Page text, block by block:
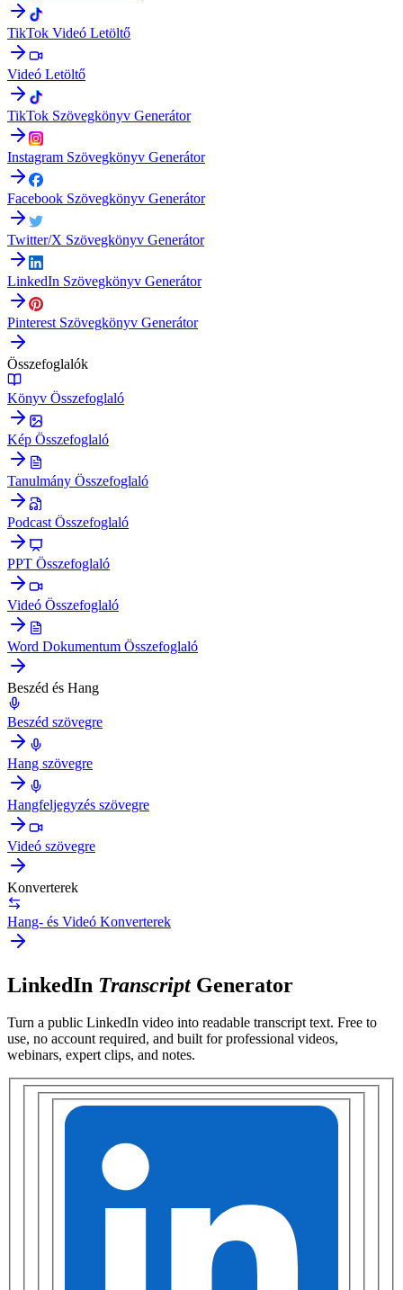
TikTok Videó Letöltő
Videó Letöltő
TikTok Szövegkönyv Generátor
Instagram Szövegkönyv Generátor
Facebook Szövegkönyv Generátor
Twitter/X Szövegkönyv Generátor
LinkedIn Szövegkönyv Generátor
Pinterest Szövegkönyv Generátor
Összefoglalók
Könyv Összefoglaló
Kép Összefoglaló
Tanulmány Összefoglaló
Podcast Összefoglaló
PPT Összefoglaló
Videó Összefoglaló
Word Dokumentum Összefoglaló
Beszéd és Hang
Beszéd szövegre
Hang szövegre
Hangfeljegyzés szövegre
Videó szövegre
Konverterek
Hang- és Videó Konverterek
LinkedIn TranscriptGenerator
Turn a public LinkedIn video into readable transcript text. Free to
use, no account required, and built for professional videos,
webinars, expert clips, and notes.